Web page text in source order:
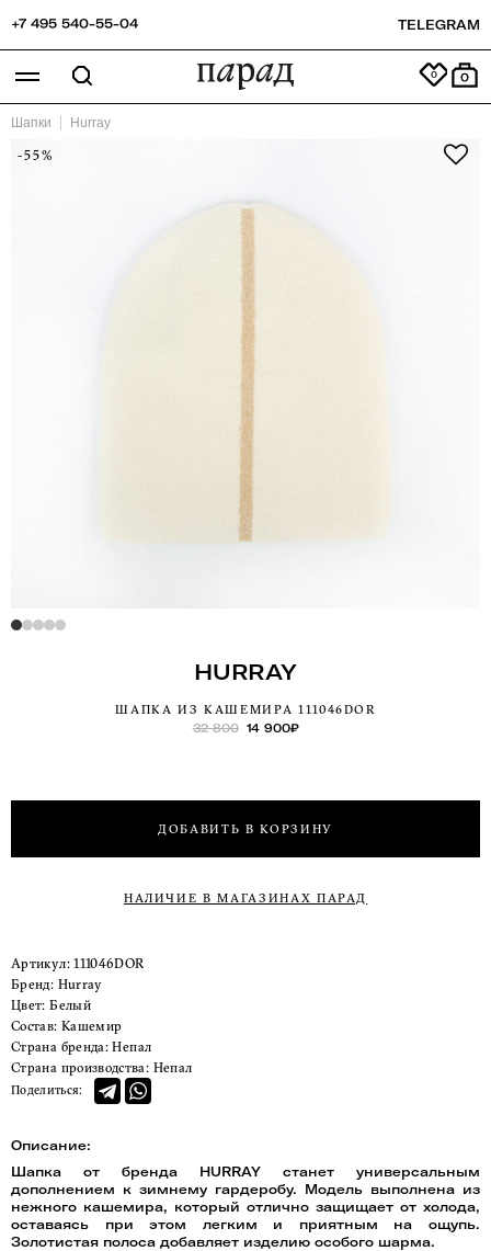
+7 495 540-55-04 TELEGRAM
0
Шапки Hurray
-55%
HURRAY
ШАПКА ИЗ КАШЕМИРА 111046DOR
32 800 14 900₽
ДОБАВИТЬ В КОРЗИНУ
НАЛИЧИЕ В МАГАЗИНАХ ПАРАД
Артикул:111046DOR
Бренд:
Hurray
Цвет:
Белый
Состав: Кашемир
Страна бренда: Непал
Страна производства: Непал
Поделиться:
Описание:
Шапка от бренда HURRAY станет универсальным
дополнением к зимнему гардеробу. Модель выполнена из
нежного кашемира, который отлично защищает от холода,
оставаясь при этом легким и приятным на ощупь.
Золотистая полоса добавляет изделию особого шарма.